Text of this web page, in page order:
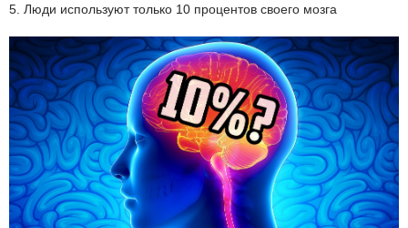
5. Люди используют только 10 процентов своего мозга